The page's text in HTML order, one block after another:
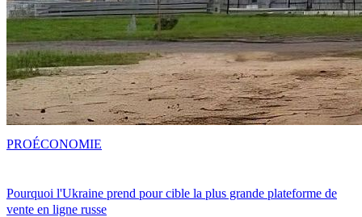
Pourquoi l'Ukraine prend pour cible la plus grande plateforme de
vente en ligne russe
PROÉCONOMIE